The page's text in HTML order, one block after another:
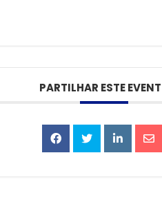
PARTILHAR ESTE